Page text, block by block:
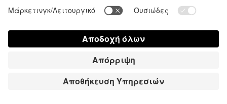
θέλεις να αποσυνδέσεις. Κάνε κλικ στο «Forget device» για να
Αν χρησιμοποιείς συσκευή iOS (iPhone, iPad), άνοιξε επίσης
το Bluetooth από το μενού Ρυθμίσεις της συσκευής σου.
συσκευής» στο υπομενού.